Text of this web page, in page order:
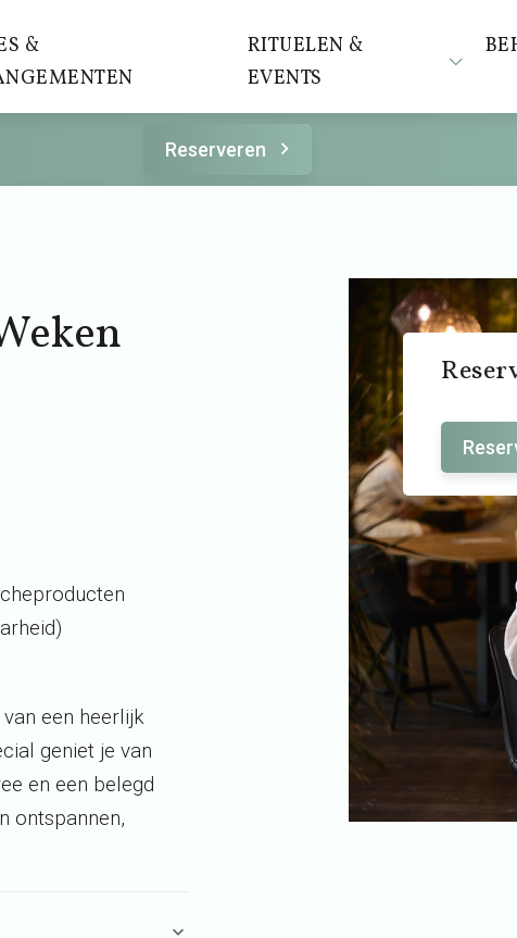
&
RITUELEN &
EVENTS
Reserveren
een heerlijk
geniet je van
en een belegd
ontspannen,